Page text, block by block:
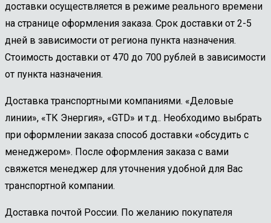
доставки осуществляется в режиме реального времени
на странице оформления заказа. Срок доставки от 2-5
дней в зависимости от региона пункта назначения.
Стоимость доставки от 470 до 700 рублей в зависимости
от пункта назначения.
Доставка транспортными компаниями. «Деловые
линии», «ТК Энергия», «GTD» и т.д.. Необходимо выбрать
при оформлении заказа способ доставки «обсудить с
менеджером». После оформления заказа с вами
свяжется менеджер для уточнения удобной для Вас
транспортной компании.
Доставка почтой России. По желанию покупателя